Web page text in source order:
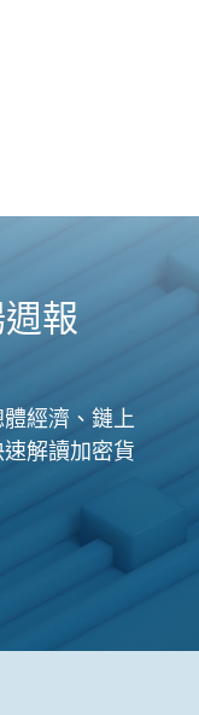
報
經濟、鏈上
解讀加密貨